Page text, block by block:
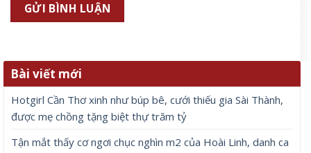
Bài viết mới
Hotgirl Cần Thơ xinh như búp bê, cưới thiếu gia Sài Thành,
được mẹ chồng tặng biệt thự trăm tỷ
Tận mắt thấy cơ ngơi chục nghìn m2 của Hoài Linh, danh ca